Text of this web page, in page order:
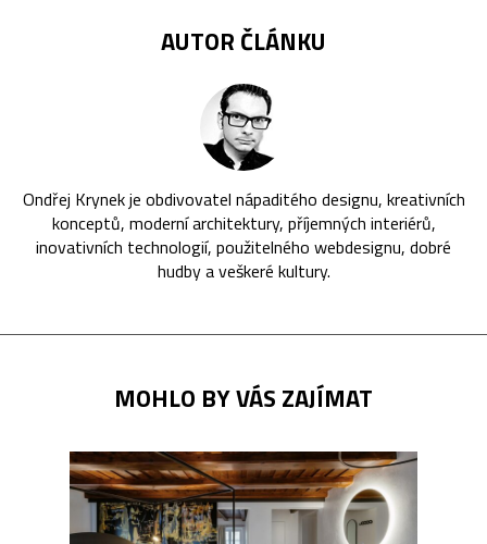
AUTOR ČLÁNKU
Ondřej Krynek je obdivovatel nápaditého designu, kreativních
konceptů, moderní architektury, příjemných interiérů,
inovativních technologií, použitelného webdesignu, dobré
hudby a veškeré kultury.
MOHLO BY VÁS ZAJÍMAT